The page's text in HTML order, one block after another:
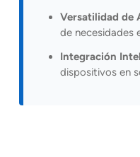
Versatilidad de
de necesidades
Integración
dispositivos en